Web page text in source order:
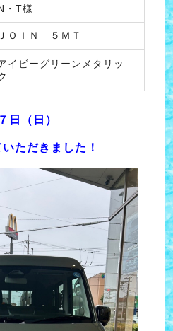
・T様
ＪＯＩＮ ５ＭＴ
イビーグリーンメタリッ
日（日）
ただきました！